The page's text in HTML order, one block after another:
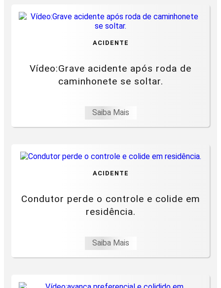
ACIDENTE
Vídeo:Grave acidente após roda de
caminhonete se soltar.
Saiba Mais
ACIDENTE
Condutor perde o controle e colide em
residência.
Saiba Mais